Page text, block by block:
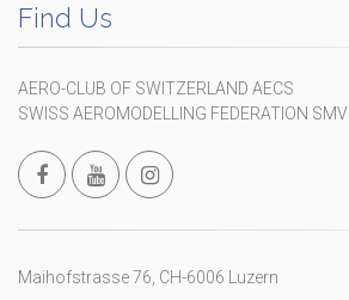
Find Us
AERO-CLUB OF SWITZERLAND AECS
SWISS AEROMODELLING FEDERATION SMV
Maihofstrasse 76, CH-6006 Luzern